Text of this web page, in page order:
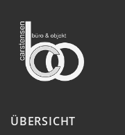
ÜBERSICHT